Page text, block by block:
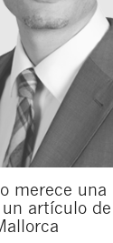
merece una
artículo